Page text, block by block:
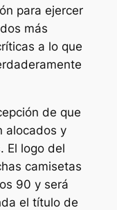
para ejercer
más
a lo que
de que
alocados y
El logo del
camisetas
90 y será
el título de